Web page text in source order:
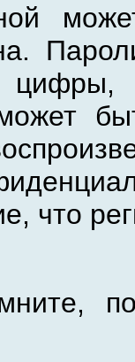
цифры,
что